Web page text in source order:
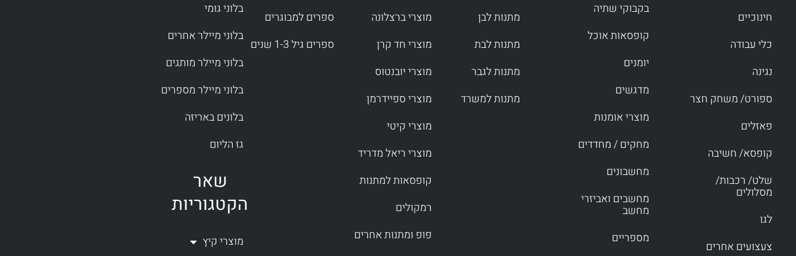
חינוכיים
כלי עבודה
נגינה
ספורט/ משחק חצר
פאזלים
קופסא/ חשיבה
שלט/ רכבות/
מסלולים
לגו
צעצועים אחרים
בקבוקי שתיה
קופסאות אוכל
יומנים
מדגשים
מוצרי אומנות
מחקים / מחדדים
מחשבונים
מחשבים ואביזרי
מחשב
מספריים
מתנות לבן
מתנות לבת
מתנות לגבר
מתנות למשרד
מוצרי ברצלונה
מוצרי חד קרן
מוצרי יובנטוס
מוצרי ספיידרמן
מוצרי קיטי
מוצרי ריאל מדריד
קופסאות למתנות
רמקולים
פופ ומתנות אחרים
ספרים למבוגרים
ספרים גיל 1-3 שנים
בלוני גומי
בלוני מיילר אחרים
בלוני מיילר מותגים
בלוני מיילר מספרים
בלונים באריזה
גז הליום
שאר
הקטגוריות
מוצרי קיץ